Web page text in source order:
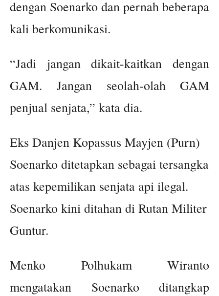
dengan Soenarko dan pernah beberapa
kali berkomunikasi.
“Jadi jangan dikait-kaitkan dengan
GAM. Jangan seolah-olah GAM
penjual senjata,” kata dia.
Eks Danjen Kopassus Mayjen (Purn)
Soenarko ditetapkan sebagai tersangka
atas kepemilikan senjata api ilegal.
Soenarko kini ditahan di Rutan Militer
Guntur.
Menko Polhukam Wiranto
mengatakan Soenarko ditangkap